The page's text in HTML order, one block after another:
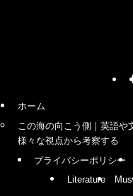
ホーム
この海の向こう側｜英語や
様々な視点から考察する
プライバシーポリシー
Literature